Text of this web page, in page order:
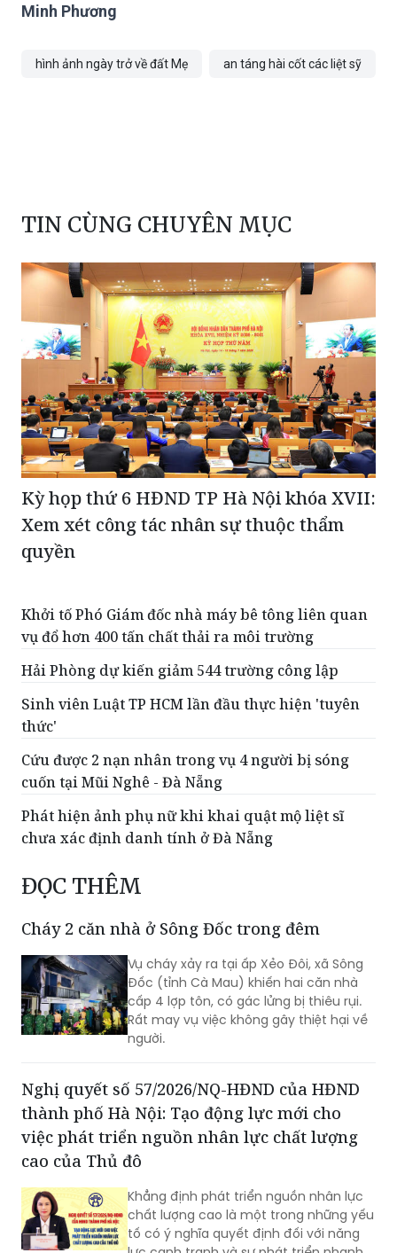
Minh Phương
hình ảnh ngày trở về đất Mẹ an táng hài cốt các liệt sỹ
TIN CÙNG CHUYÊN MỤC
Kỳ họp thứ 6 HĐND TP Hà Nội khóa XVII:
Xem xét công tác nhân sự thuộc thẩm
quyền
Khởi tố Phó Giám đốc nhà máy bê tông liên quan
vụ đổ hơn 400 tấn chất thải ra môi trường
Hải Phòng dự kiến giảm 544 trường công lập
Sinh viên Luật TP HCM lần đầu thực hiện 'tuyên
thức'
Cứu được 2 nạn nhân trong vụ 4 người bị sóng
cuốn tại Mũi Nghê - Đà Nẵng
Phát hiện ảnh phụ nữ khi khai quật mộ liệt sĩ
chưa xác định danh tính ở Đà Nẵng
ĐỌC THÊM
Cháy 2 căn nhà ở Sông Đốc trong đêm
Vụ cháy xảy ra tại ấp Xẻo Đôi, xã Sông
Đốc (tỉnh Cà Mau) khiến hai căn nhà
cấp 4 lợp tôn, có gác lửng bị thiêu rụi.
Rất may vụ việc không gây thiệt hại về
người.
Nghị quyết số 57/2026/NQ-HĐND của HĐND
thành phố Hà Nội: Tạo động lực mới cho
việc phát triển nguồn nhân lực chất lượng
cao của Thủ đô
Khẳng định phát triển nguồn nhân lực
chất lượng cao là một trong những yếu
tố có ý nghĩa quyết định đối với năng